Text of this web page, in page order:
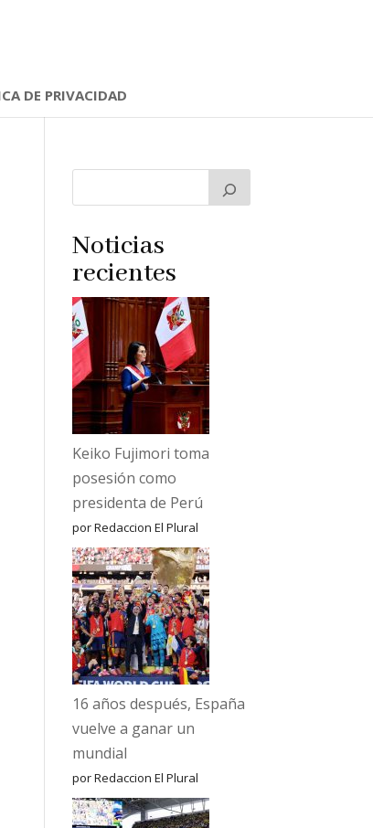
DE PRIVACIDAD
Noticias
recientes
Keiko Fujimori toma
posesión como
presidenta de Perú
por Redaccion El Plural
16 años después, España
vuelve a ganar un
mundial
por Redaccion El Plural